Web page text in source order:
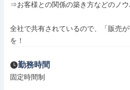
⇒お客様との関係の築き方などのノウ
全社で共有されているので、「販売
を！
勤務時間
固定時間制